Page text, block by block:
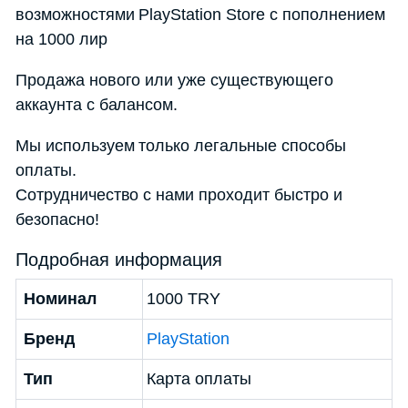
возможностями PlayStation Store с пополнением
на 1000 лир
Продажа нового или уже существующего
аккаунта с балансом.
Мы используем только легальные способы
оплаты.
Сотрудничество с нами проходит быстро и
безопасно!
Подробная информация
Номинал 1000 TRY
Бренд PlayStation
Тип Карта оплаты